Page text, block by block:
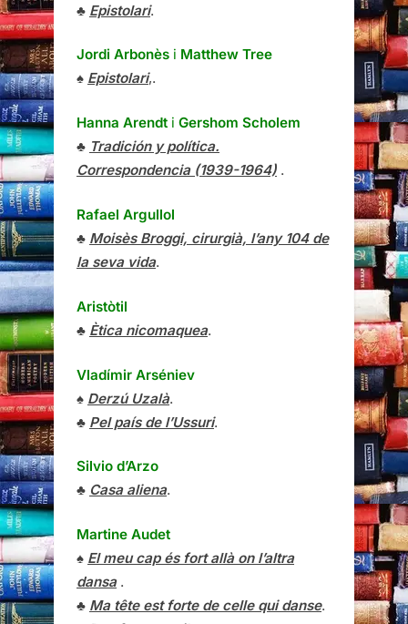
♣ Epistolari.
Jordi Arbonès i Matthew Tree
♠ Epistolari,.
Hanna Arendt i Gershom Scholem
♣ Tradición y política.
Correspondencia (1939-1964) .
Rafael Argullol
♣ Moisès Broggi, cirurgià, l’any 104 de
la seva vida.
Aristòtil
♣ Ètica nicomaquea.
Vladímir Arséniev
♠ Derzú Uzalà.
♣ Pel país de l’Ussuri.
Silvio d’Arzo
♣ Casa aliena.
Martine Audet
♠ El meu cap és fort allà on l’altra
dansa.
♣ Ma tête est forte de celle qui danse.